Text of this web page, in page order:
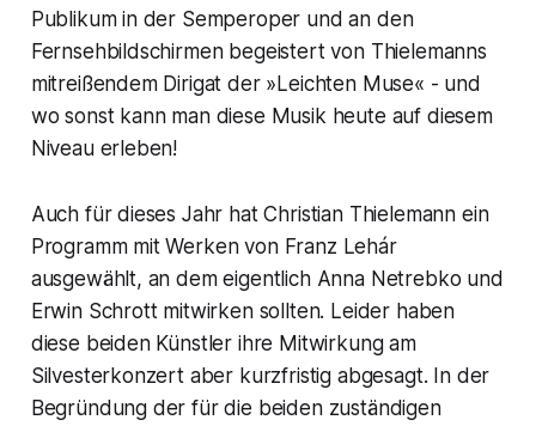
Publikum in der Semperoper und an den
Fernsehbildschirmen begeistert von Thielemanns
mitreißendem Dirigat der »Leichten Muse« - und
wo sonst kann man diese Musik heute auf diesem
Niveau erleben!
Auch für dieses Jahr hat Christian Thielemann ein
Programm mit Werken von Franz Lehár
ausgewählt, an dem eigentlich Anna Netrebko und
Erwin Schrott mitwirken sollten. Leider haben
diese beiden Künstler ihre Mitwirkung am
Silvesterkonzert aber kurzfristig abgesagt. In der
Begründung der für die beiden zuständigen